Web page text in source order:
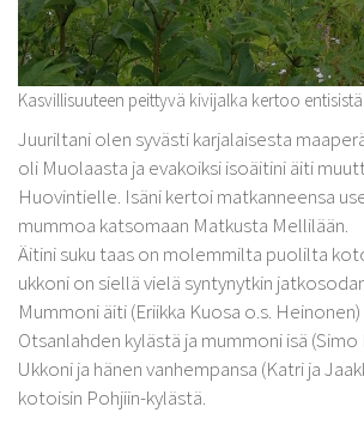
Kasvillisuuteen peittyvä kivijalka kertoo
Juuriltani olen syvästi karjalaisesta
oli Muolaasta ja evakoiksi isoäitini äiti
Huovintielle. Isäni kertoi matkanneensa
mummoa katsomaan Matkusta Mellilään.
Äitini suku taas on molemmilta puolilta
ukkoni on siellä vielä syntynytkin
Mummoni äiti (Eriikka Kuosa o.s.
Otsanlahden kylästä ja mummoni isä (Simo
Ukkoni ja hänen vanhempansa (Katri ja
kotoisin Pohjiin-kylästä.